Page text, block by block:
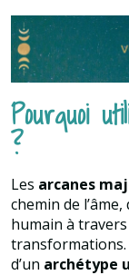
Pourquoi
?
Les arcanes
chemin de
humain à travers
transformations.
d’un archétype